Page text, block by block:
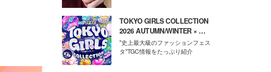
TOKYO GIRLS COLLECTION
2026 AUTUMN/WINTER × モ
デルプレス
"史上最大級のファッションフェス
タ"TGC情報をたっぷり紹介